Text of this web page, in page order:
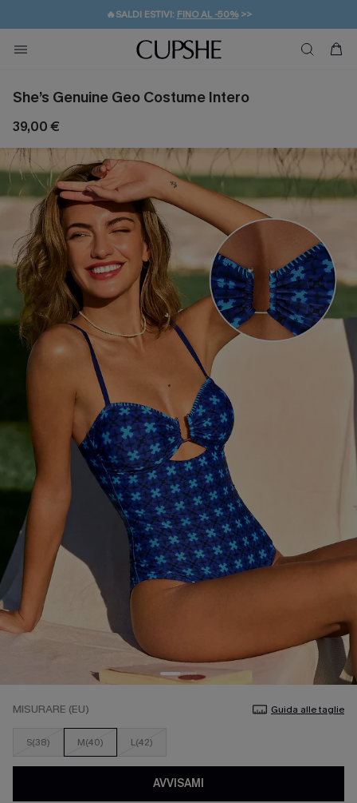
🔥SALDI ESTIVI: FINO AL -50%>>
🚚SPEDIZIONE GRATUITA DA 49€
💌REGALO PER I NUOVI: 20% DI SCONTO*
She’s Genuine Geo Costume Intero
39,00 €
MISURARE (EU) Guida alle taglie
S(38) M(40) L(42)
AVVISAMI